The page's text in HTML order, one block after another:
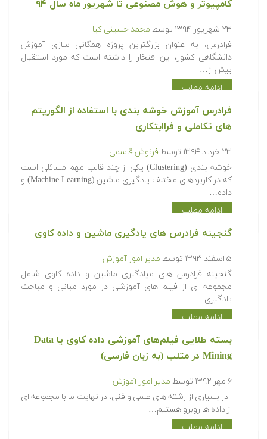
کامپیوتر و هوش مصنوعی تا شهریور ماه سال ۹۴
۲۳ شهریور ۱۳۹۴ توسطمحمد حسینی کیا
فرادرس، به عنوان بزرگترین پروژه همگانی سازی آموزش
دانشگاهی کشور، این افتخار را داشته است که مورد استقبال
ادامه مطلب
های تکاملی و فراابتکاری
۲۳ خرداد ۱۳۹۴ توسطفرنوش قاسمی
ادامه مطلب
گنجینه فرادرس های یادگیری ماشین و داده کاوی
۵ اسفند ۱۳۹۳ توسط مدیر امور آموزش
گنجینه فرادرس های میادگیری ماشین و داده کاوی شامل
مجموعه ای از فیلم های آموزشی در مورد مبانی و مباحث
ادامه مطلب
Mining در متلب (به زبان فارسی)
۶ مهر ۱۳۹۲ توسطمدیر امور آموزش
در بسیاری از رشته های علمی و فنی، در نهایت ما با مجموعه ای